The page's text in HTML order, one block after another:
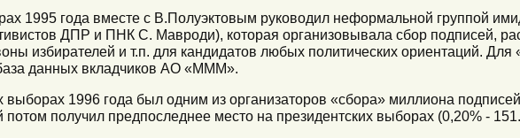
1995 года вместе с В.Полуэктовым руководил неформальной группой
ДПР и ПНК С. Мавроди), которая организовывала сбор подписей,
избирателей и т.п. для кандидатов любых политических ориентаций. Для
данных вкладчиков АО «МММ».
выборах 1996 года был одним из организаторов «сбора» миллиона
потом получил предпоследнее место на президентских выборах (0,20% -